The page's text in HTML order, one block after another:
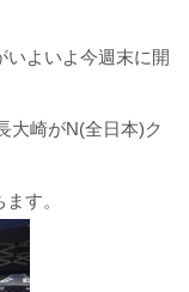
いよいよ今週末に開
大崎がN(全日本)ク
す。